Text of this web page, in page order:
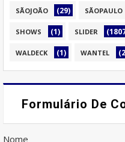
SÃOJOÃO (29) SÃOPAULO
SHOWS (1) SLIDER
WALDECK (1) WANTEL
Formulário De
Nome